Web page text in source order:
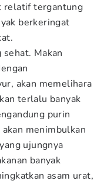
relatif tergantung
berkeringat
sehat. Makan
akan memelihara
terlalu banyak
purin
menimbulkan
ujungnya
banyak
asam urat,